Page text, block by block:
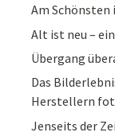
Am
Alt ist neu –
Übergang
Das
Herstellern
Jenseits der